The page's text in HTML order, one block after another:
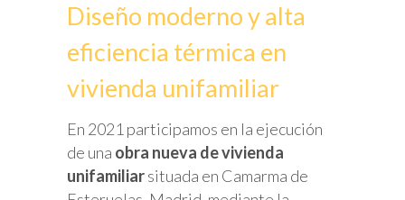
Diseño moderno y alta
eficiencia térmica en
vivienda unifamiliar
En 2021 participamos en la ejecución
de una obra nueva de vivienda
unifamiliarsituada en Camarma de